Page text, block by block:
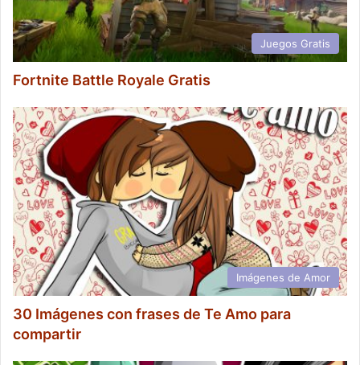
Juegos Gratis
Fortnite Battle Royale Gratis
Imágenes de Amor
30 Imágenes con frases de Te Amo para
compartir